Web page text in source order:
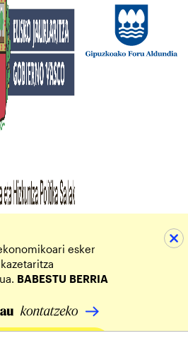
esker
BABESTU BERRIA